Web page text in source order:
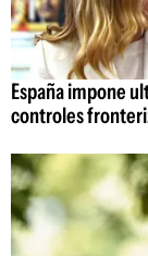
España impone
controles